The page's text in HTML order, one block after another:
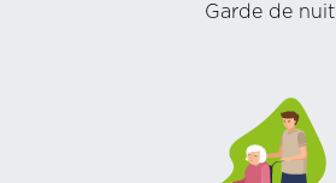
Garde de nuit